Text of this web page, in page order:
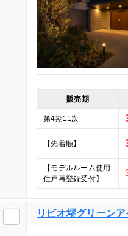
販売期
第4期11次
【先着順】
【モデルルーム使用
住戸再登録受付】
リビオ堺グリーン